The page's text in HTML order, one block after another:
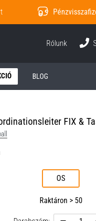
Rólunk
BLOG
FIX &
OS
Raktáron > 50